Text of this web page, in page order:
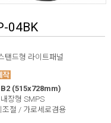
04BK
탠드형 라이트패널
B2 (515x728mm)
장형 SMPS
조절 / 가로세로겸용